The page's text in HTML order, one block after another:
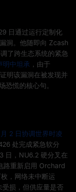
日通过运行定制化
洞。他随即向 Zcash
了跨生态系统的紧急
明中坦承 ，由于
明该漏洞在被发现并
恐慌的核心句。
2 日协调世界时凌
处完成紧急软分
日，NU6.2 硬分叉在
路重新启用 Orchard
，网络未中断运
损，但供应量是否